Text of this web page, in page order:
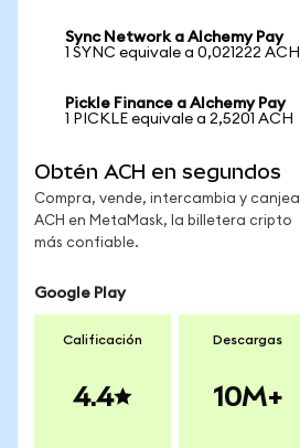
Sync Network a Alchemy Pay
1 SYNC equivale a 0,021222 ACH
Pickle Finance a Alchemy Pay
1 PICKLE equivale a 2,5201 ACH
Obtén ACH en segundos
Compra, vende, intercambia y canjea
ACH en MetaMask, la billetera cripto
más confiable.
Google Play
Calificación
4.4
Descargas
10M+